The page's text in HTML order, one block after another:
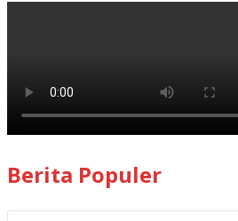
Berita Populer